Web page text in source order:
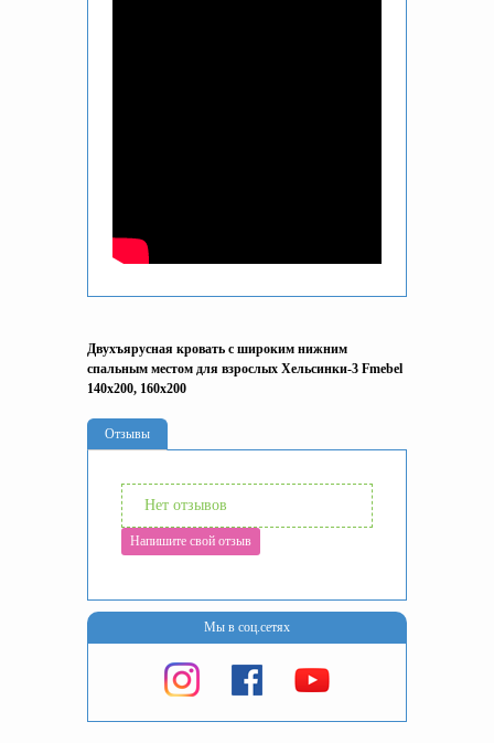
Двухъярусная кровать с широким нижним
спальным местом для взрослых Хельсинки-3 Fmebel
140x200, 160x200
Отзывы
Нет отзывов
Напишите свой отзыв
Мы в соц.сетях